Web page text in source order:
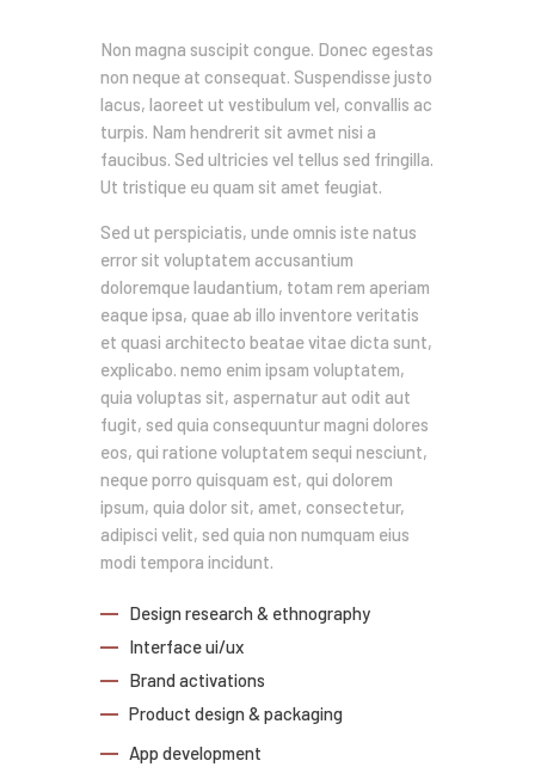
Non magna suscipit congue. Donec egestas
non neque at consequat. Suspendisse justo
lacus, laoreet ut vestibulum vel, convallis ac
turpis. Nam hendrerit sit avmet nisi a
faucibus. Sed ultricies vel tellus sed fringilla.
Ut tristique eu quam sit amet feugiat.
Sed ut perspiciatis, unde omnis iste natus
error sit voluptatem accusantium
doloremque laudantium, totam rem aperiam
eaque ipsa, quae ab illo inventore veritatis
et quasi architecto beatae vitae dicta sunt,
explicabo. nemo enim ipsam voluptatem,
quia voluptas sit, aspernatur aut odit aut
fugit, sed quia consequuntur magni dolores
eos, qui ratione voluptatem sequi nesciunt,
neque porro quisquam est, qui dolorem
ipsum, quia dolor sit, amet, consectetur,
adipisci velit, sed quia non numquam eius
modi tempora incidunt.
Design research & ethnography
Interface ui/ux
Brand activations
Product design & packaging
App development